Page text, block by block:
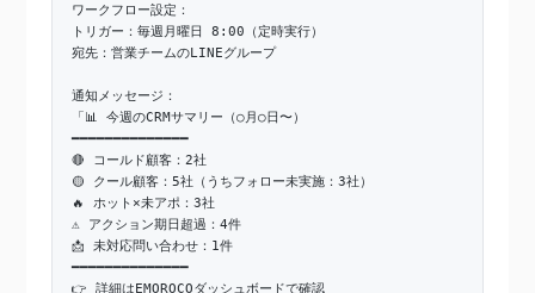
ワークフロー設定：
トリガー：毎週月曜日 8:00（定時実行）
宛先：営業チームのLINEグループ
通知メッセージ：
「📊 今週のCRMサマリー（○月○日〜）
━━━━━━━━━━━━━━
🔴 コールド顧客：2社
🟡 クール顧客：5社（うちフォロー未実施：3社）
🔥 ホット×未アポ：3社
⚠️ アクション期日超過：4件
📩 未対応問い合わせ：1件
━━━━━━━━━━━━━━
👉 詳細はEMOROCOダッシュボードで確認